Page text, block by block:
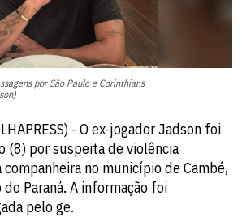
por São Paulo e Corinthians
- O ex-jogador Jadson foi
(8) por suspeita de violência
no município de Cambé,
Paraná. A informação foi
pelo ge.